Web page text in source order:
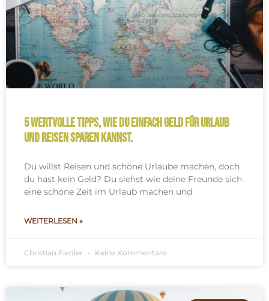
5 wertvolle Tipps, wie du einfach Geld für Urlaub
und Reisen sparen kannst.
Du willst Reisen und schöne Urlaube machen, doch
du hast kein Geld? Du siehst wie deine Freunde sich
eine schöne Zeit im Urlaub machen und
WEITERLESEN »
Christian Fiedler Keine Kommentare